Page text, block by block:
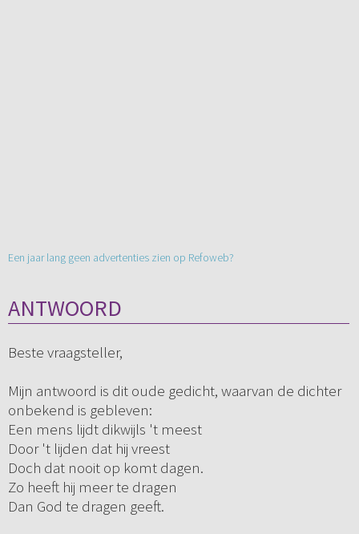
Een jaar lang geen advertenties zien op Refoweb?
ANTWOORD
Beste vraagsteller,
Mijn antwoord is dit oude gedicht, waarvan de dichter
onbekend is gebleven:
Een mens lijdt dikwijls 't meest
Door 't lijden dat hij vreest
Doch dat nooit op komt dagen.
Zo heeft hij meer te dragen
Dan God te dragen geeft.